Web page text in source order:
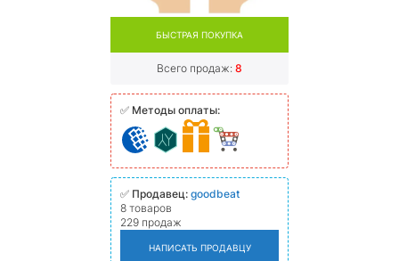
БЫСТРАЯ ПОКУПКА
Всего продаж: 8
✅ Методы оплаты:
✅ Продавец: goodbeat
8 товаров
229 продаж
НАПИСАТЬ ПРОДАВЦУ